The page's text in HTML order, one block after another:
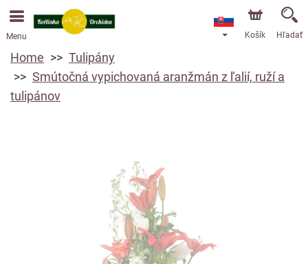
Objednávky prijímame prostredníctvom nášho e-shopu.
Najskorší možný termín doručenia je od 13.8.2026 z
Menu Košík Hľadať
Home
Tulipány
Smútočná vypichovaná aranžmán z ľalií, ruží a
tulipánov